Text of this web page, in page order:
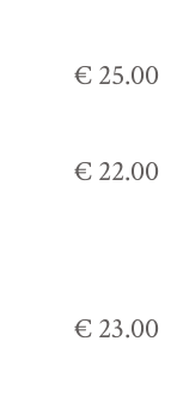
€ 25.00
€ 22.00
€ 23.00